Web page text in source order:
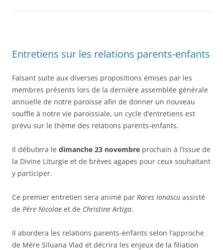
Entretiens sur les relations parents-enfants
Faisant suite aux diverses propositions émises par les
membres présents lors de la dernière assemblée générale
annuelle de notre paroisse afin de donner un nouveau
souffle à notre vie paroissiale, un cycle d’entretiens est
prévu sur le thème des relations parents-enfants.
Il débutera le dimanche 23 novembre prochain à l’issue de
la Divine Liturgie et de brèves agapes pour ceux souhaitant
y participer.
Ce premier entretien sera animé par Rares Ionascu assisté
de Père Nicolae et de Christine Artiga.
Il abordera les relations parents-enfants selon l’approche
de Mère Siluana Vlad et décrira les enjeux de la filiation